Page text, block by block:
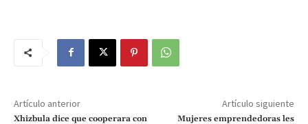
Artículo anterior
Xhizbula dice que cooperara con
Artículo siguiente
Mujeres emprendedoras les